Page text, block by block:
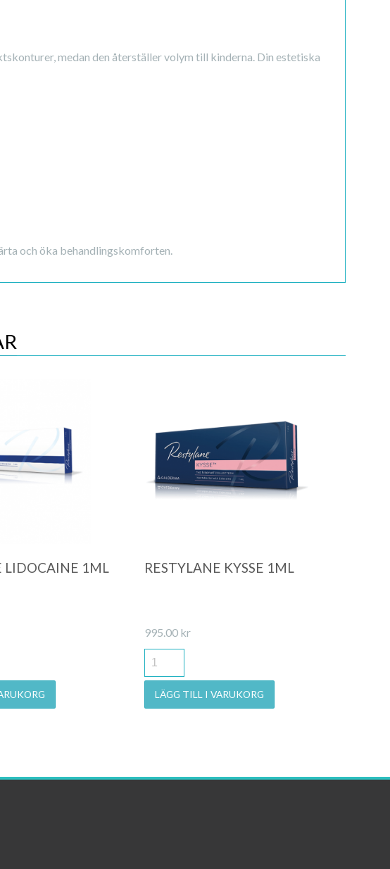
medan den återställer volym till kinderna. Din estetiska
och öka behandlingskomforten.
View
LIDOCAINE 1ML
Quick View
RESTYLANE KYSSE 1ML
995.00 kr
LÄGG TILL I VARUKORG